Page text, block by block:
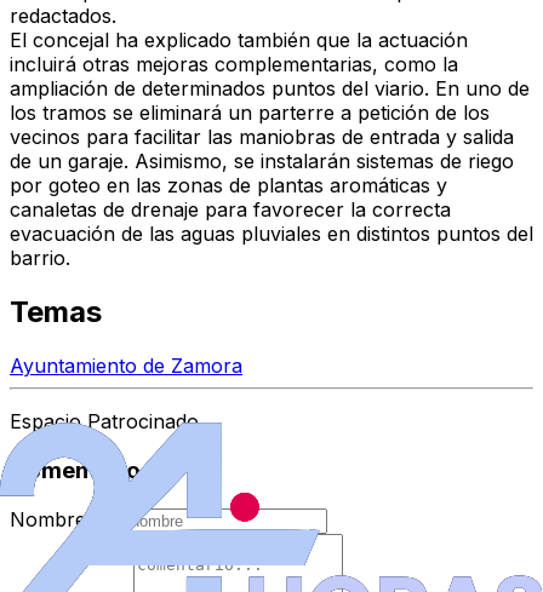
redactados.
El concejal ha explicado también que la actuación
incluirá otras mejoras complementarias, como la
ampliación de determinados puntos del viario. En uno de
los tramos se eliminará un parterre a petición de los
vecinos para facilitar las maniobras de entrada y salida
de un garaje. Asimismo, se instalarán sistemas de riego
por goteo en las zonas de plantas aromáticas y
canaletas de drenaje para favorecer la correcta
evacuación de las aguas pluviales en distintos puntos del
barrio.
Temas
Ayuntamiento de Zamora
Espacio Patrocinado
Comentarios
Nombre